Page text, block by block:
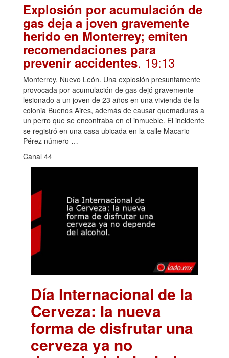
Explosión por acumulación de
gas deja a joven gravemente
herido en Monterrey; emiten
recomendaciones para
prevenir accidentes. 19:13
Monterrey, Nuevo León. Una explosión presuntamente
provocada por acumulación de gas dejó gravemente
lesionado a un joven de 23 años en una vivienda de la
colonia Buenos Aires, además de causar quemaduras a
un perro que se encontraba en el inmueble. El incidente
se registró en una casa ubicada en la calle Macario
Pérez número …
Canal 44
Día Internacional de la
Cerveza: la nueva
forma de disfrutar una
cerveza ya no